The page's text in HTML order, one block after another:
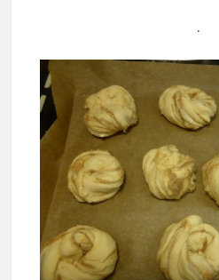
.